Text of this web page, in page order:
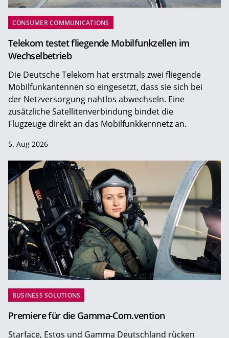
CONSUMER COMMUNICATIONS
Telekom testet fliegende Mobilfunkzellen im
Wechselbetrieb
Die Deutsche Telekom hat erstmals zwei fliegende
Mobilfunkantennen so eingesetzt, dass sie sich bei
der Netzversorgung nahtlos abwechseln. Eine
zusätzliche Satellitenverbindung bindet die
Flugzeuge direkt an das Mobilfunkkernnetz an.
5. Aug 2026
BUSINESS SOLUTIONS
Premiere für die Gamma-Com.vention
Starface, Estos und Gamma Deutschland rücken